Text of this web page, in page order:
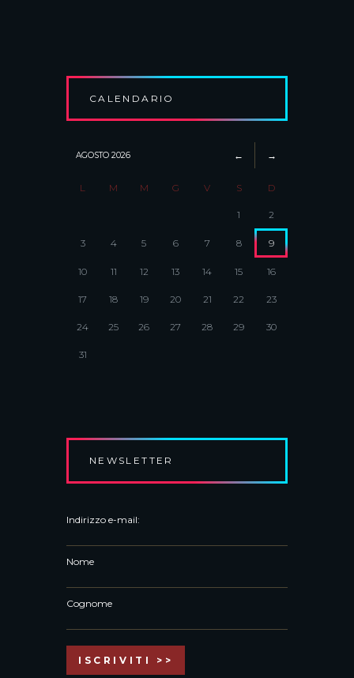
CALENDARIO
AGOSTO 2026
L M M G V S D
1 2
3 4 5 6 7 8 9
10 11 12 13 14 15 16
17 18 19 20 21 22 23
24 25 26 27 28 29 30
31
NEWSLETTER
Indirizzo e-mail:
Nome
Cognome